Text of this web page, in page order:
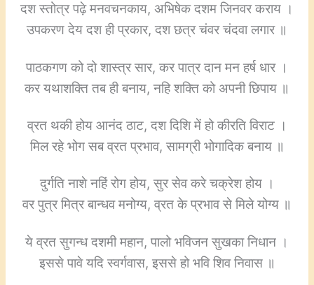
दश स्तोत्र पढ़े मनवचनकाय, अभिषेक दशम जिनवर कराय ।
उपकरण देय दश ही प्रकार, दश छत्र चंवर चंदवा लगार ॥
पाठकगण को दो शास्त्र सार, कर पात्र दान मन हर्ष धार ।
कर यथाशक्ति तब ही बनाय, नहि शक्ति को अपनी छिपाय ॥
व्रत थकी होय आनंद ठाट, दश दिशि में हो कीरति विराट ।
मिल रहे भोग सब व्रत प्रभाव, सामग्री भोगादिक बनाय ॥
दुर्गति नाशे नहिं रोग होय, सुर सेव करे चक्रेश होय ।
वर पुत्र मित्र बान्धव मनोग्य, व्रत के प्रभाव से मिले योग्य ॥
ये व्रत सुगन्ध दशमी महान, पालो भविजन सुखका निधान ।
इससे पावे यदि स्वर्गवास, इससे हो भवि शिव निवास ॥